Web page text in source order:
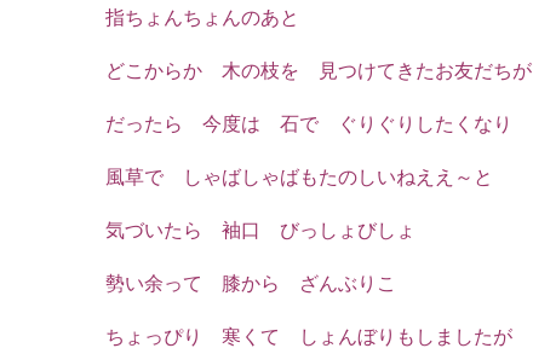
指ちょんちょんのあと
どこからか 木の枝を 見つけてきたお友だち
だったら 今度は 石で ぐりぐりしたくなり
風草で しゃばしゃばもたのしいねええ～と
気づいたら 袖口 びっしょびしょ
勢い余って 膝から ざんぶりこ
ちょっぴり 寒くて しょんぼりもしましたが